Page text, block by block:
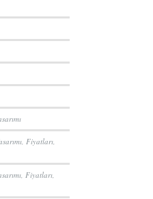
Fiyatları,
Fiyatları,